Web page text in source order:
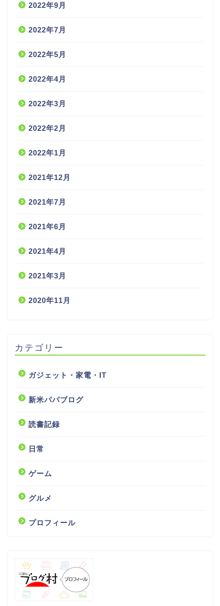
2022年9月
2022年7月
2022年5月
2022年4月
2022年3月
2022年2月
2022年1月
2021年12月
2021年7月
2021年6月
2021年4月
2021年3月
2020年11月
カテゴリー
ガジェット・家電・IT
新米パパブログ
読書記録
日常
ゲーム
グルメ
プロフィール